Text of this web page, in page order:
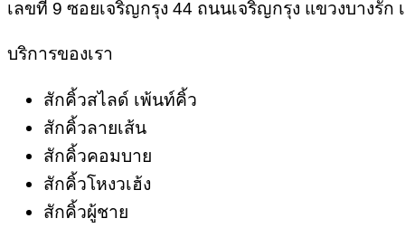
เลขที่ 9 ซอยเจริญกรุง 44 ถนนเจริญกรุง แขวงบางรัก
บริการของเรา
สักคิ้วสไลด์ เพ้นท์คิ้ว
สักคิ้วลายเส้น
สักคิ้วคอมบาย
สักคิ้วโหงวเฮ้ง
สักคิ้วผู้ชาย